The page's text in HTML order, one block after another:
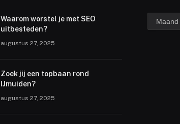
Waarom worstel je met SEO
uitbesteden?
augustus 27, 2025
Zoek jij een topbaan rond
IJmuiden?
augustus 27, 2025
archief